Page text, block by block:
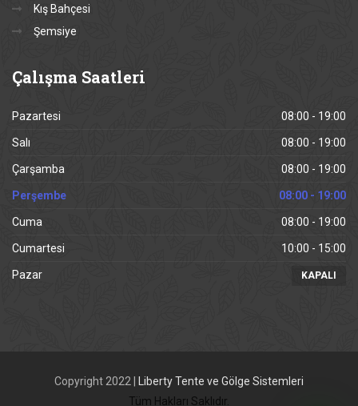
Kış Bahçesi
Şemsiye
Çalışma Saatleri
Pazartesi 08:00 - 19:00
Salı 08:00 - 19:00
Çarşamba 08:00 - 19:00
Perşembe 08:00 - 19:00
Cuma 08:00 - 19:00
Cumartesi 10:00 - 15:00
Pazar KAPALI
Copyright 2022 |
Liberty Tente ve Gölge Sistemleri
Tüm Hakları Saklıdır.